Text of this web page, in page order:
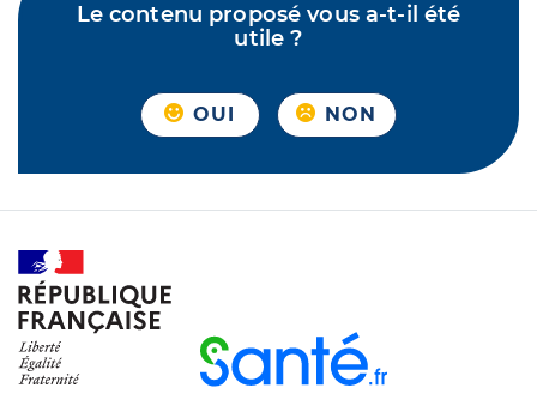
Le contenu proposé vous a-t-il été
utile ?
OUI NON